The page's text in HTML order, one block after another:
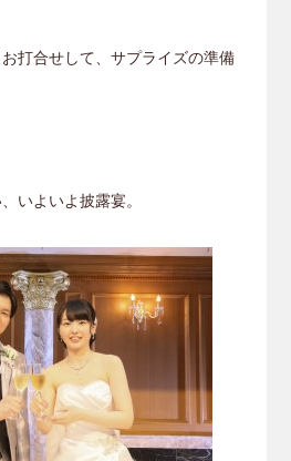
打合せして、サプライズの準備
いよいよ披露宴。